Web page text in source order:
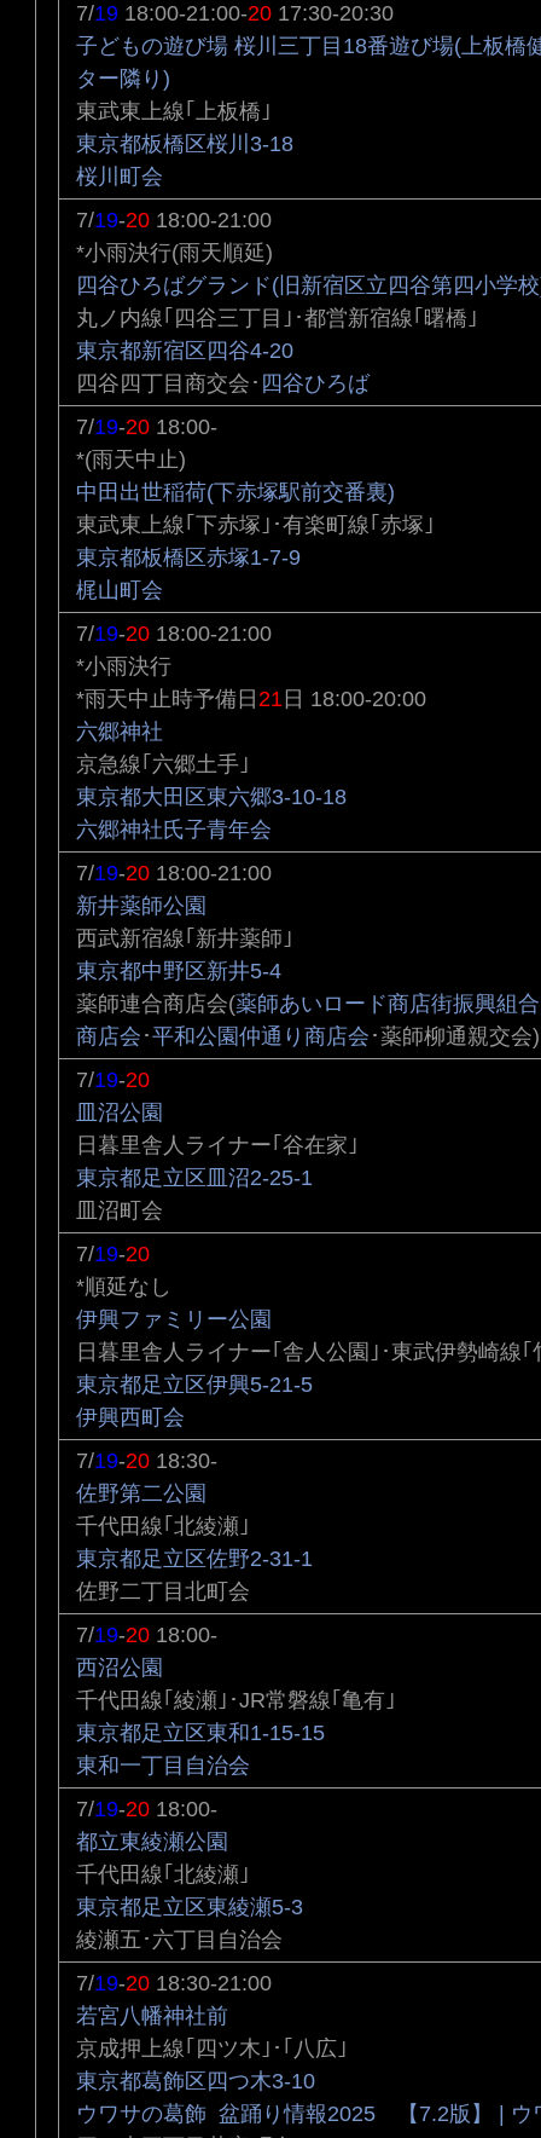
7/19 18:00-21:00-20 17:30-20:30
子どもの遊び場 桜川三丁目18番遊び場(上板橋
ター隣り)
東武東上線｢上板橋｣
東京都板橋区桜川3-18
桜川町会
7/19-20 18:00-21:00
*小雨決行(雨天順延)
四谷ひろばグランド(旧新宿区立四谷第四小学
丸ノ内線｢四谷三丁目｣･都営新宿線｢曙橋｣
東京都新宿区四谷4-20
四谷四丁目商交会･ 四谷ひろば
7/19-20 18:00-
*(雨天中止)
中田出世稲荷(下赤塚駅前交番裏)
東武東上線｢下赤塚｣･有楽町線｢赤塚｣
東京都板橋区赤塚1-7-9
梶山町会
7/19-20 18:00-21:00
*小雨決行
*雨天中止時予備日 21 日 18:00-20:00
六郷神社
京急線｢六郷土手｣
東京都大田区東六郷3-10-18
六郷神社氏子青年会
7/19-20 18:00-21:00
新井薬師公園
西武新宿線｢新井薬師｣
東京都中野区新井5-4
薬師連合商店会(薬師あいロード商店街振興組合
商店会 ･平和公園仲通り商店会 ･薬師柳通親交会)
7/19-20
皿沼公園
日暮里舎人ライナー｢谷在家｣
東京都足立区皿沼2-25-1
皿沼町会
7/19-20
*順延なし
伊興ファミリー公園
日暮里舎人ライナー｢舎人公園｣･東武伊勢崎線｢
東京都足立区伊興5-21-5
伊興西町会
7/19-20 18:30-
佐野第二公園
千代田線｢北綾瀬｣
東京都足立区佐野2-31-1
佐野二丁目北町会
7/19-20 18:00-
西沼公園
千代田線｢綾瀬｣･JR常磐線｢亀有｣
東京都足立区東和1-15-15
東和一丁目自治会
7/19-20 18:00-
都立東綾瀬公園
千代田線｢北綾瀬｣
東京都足立区東綾瀬5-3
綾瀬五･六丁目自治会
7/19-20 18:30-21:00
若宮八幡神社前
京成押上線｢四ツ木｣･｢八広｣
東京都葛飾区四つ木3-10
ウワサの葛飾 盆踊り情報2025 【7.2版】 | ウ